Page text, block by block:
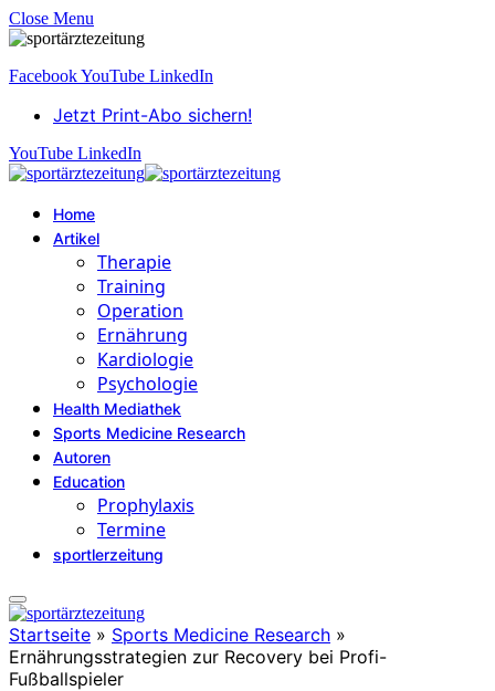
Close Menu
FacebookYouTube LinkedIn
Jetzt Print-Abo sichern!
YouTube LinkedIn
Home
Artikel
Therapie
Training
Operation
Ernährung
Kardiologie
Psychologie
Health Mediathek
Sports Medicine Research
Autoren
Education
Prophylaxis
Termine
sportlerzeitung
Startseite » Sports Medicine Research »
Ernährungsstrategien zur Recovery bei Profi-
Fußballspieler